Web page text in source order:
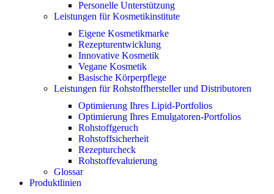
Personelle Unterstützung
Leistungen für Kosmetikinstitute
Eigene Kosmetikmarke
Rezepturentwicklung
Innovative Kosmetik
Vegane Kosmetik
Basische Körperpflege
Leistungen für Rohstoffhersteller und Distributoren
Optimierung Ihres Lipid-Portfolios
Optimierung Ihres Emulgatoren-Portfolios
Rohstoffgeruch
Rohstoffsicherheit
Rezepturcheck
Rohstoffevaluierung
Glossar
Produktlinien